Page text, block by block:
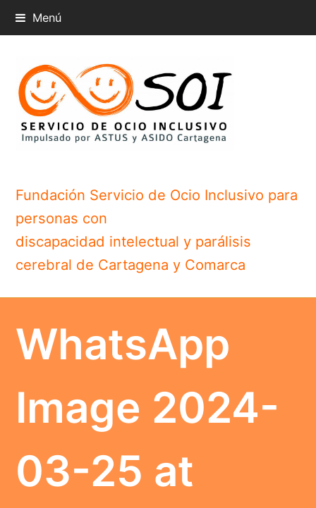
Menú
Fundación Servicio de Ocio Inclusivo para
personas con
discapacidad intelectual y parálisis
cerebral de Cartagena y Comarca
WhatsApp
Image 2024-
03-25 at